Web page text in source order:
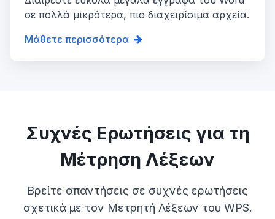
σε πολλά μικρότερα, πιο διαχειρίσιμα αρχεία.
Μάθετε περισσότερα
Συχνές Ερωτήσεις για τη
Μέτρηση Λέξεων
Βρείτε απαντήσεις σε συχνές ερωτήσεις
σχετικά με τον Μετρητή Λέξεων του WPS.